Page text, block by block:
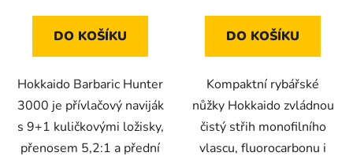
DO KOŠÍKU
Hokkaido Barbaric Hunter
3000 je přívlačový naviják
s 9+1 kuličkovými ložisky,
přenosem 5,2:1 a přední
hvězdiček.
DO KOŠÍKU
Kompaktní rybářské
nůžky Hokkaido zvládnou
čistý střih monofilního
vlascu, fluorocarbonu i